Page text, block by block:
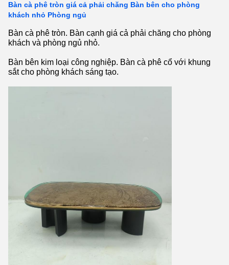
Bàn cà phê tròn giá cả phải chăng Bàn bên cho phòng
khách nhỏ Phòng ngủ
Bàn cà phê tròn. Bàn cạnh giá cả phải chăng cho phòng
khách và phòng ngủ nhỏ.
Bàn bên kim loại công nghiệp. Bàn cà phê cổ với khung
sắt cho phòng khách sáng tạo.